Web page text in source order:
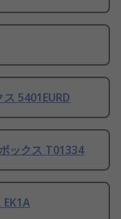
5401EURD
ックス T01334